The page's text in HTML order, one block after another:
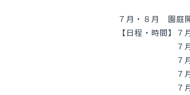
７月・８月 園庭
【日程・時間】
７月６日(月)
７月１０日(
７月１４日(
７月１６日(